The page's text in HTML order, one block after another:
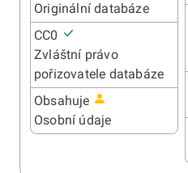
Originální databáze
CC0
Zvláštní právo
pořizovatele databáze
Obsahuje
Osobní údaje